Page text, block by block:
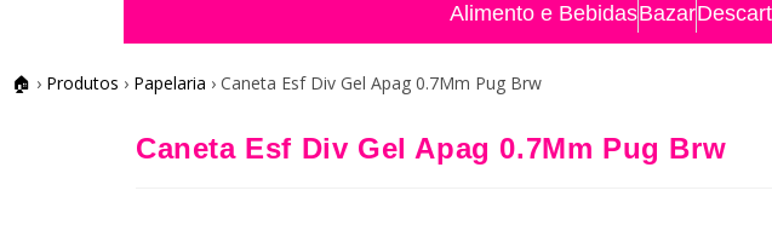
Alimento e BebidasBazar
🏠 › Produtos › Papelaria › Caneta Esf Div Gel Apag 0.7Mm Pug Brw
Caneta Esf Div Gel Apag 0.7Mm Pug Brw